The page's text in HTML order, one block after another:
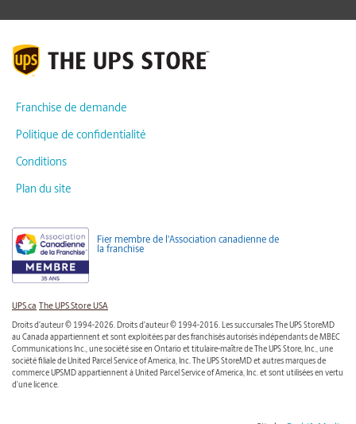
Franchise de demande
Politique de confidentialité
Conditions
Plan du site
Fier membre de l'Association canadienne de
la franchise
UPS.ca The UPS Store USA
Droits d'auteur © 1994-2026. Droits d'auteur © 1994-2016. Les succursales The UPS StoreMD
au Canada appartiennent et sont exploitées par des franchisés autorisés indépendants de MBEC
Communications Inc., une société sise en Ontario et titulaire-maître de The UPS Store, Inc., une
société filiale de United Parcel Service of America, Inc. The UPS StoreMD et autres marques de
commerce UPSMD appartiennent à United Parcel Service of America, Inc. et sont utilisées en vertu
d’une licence.